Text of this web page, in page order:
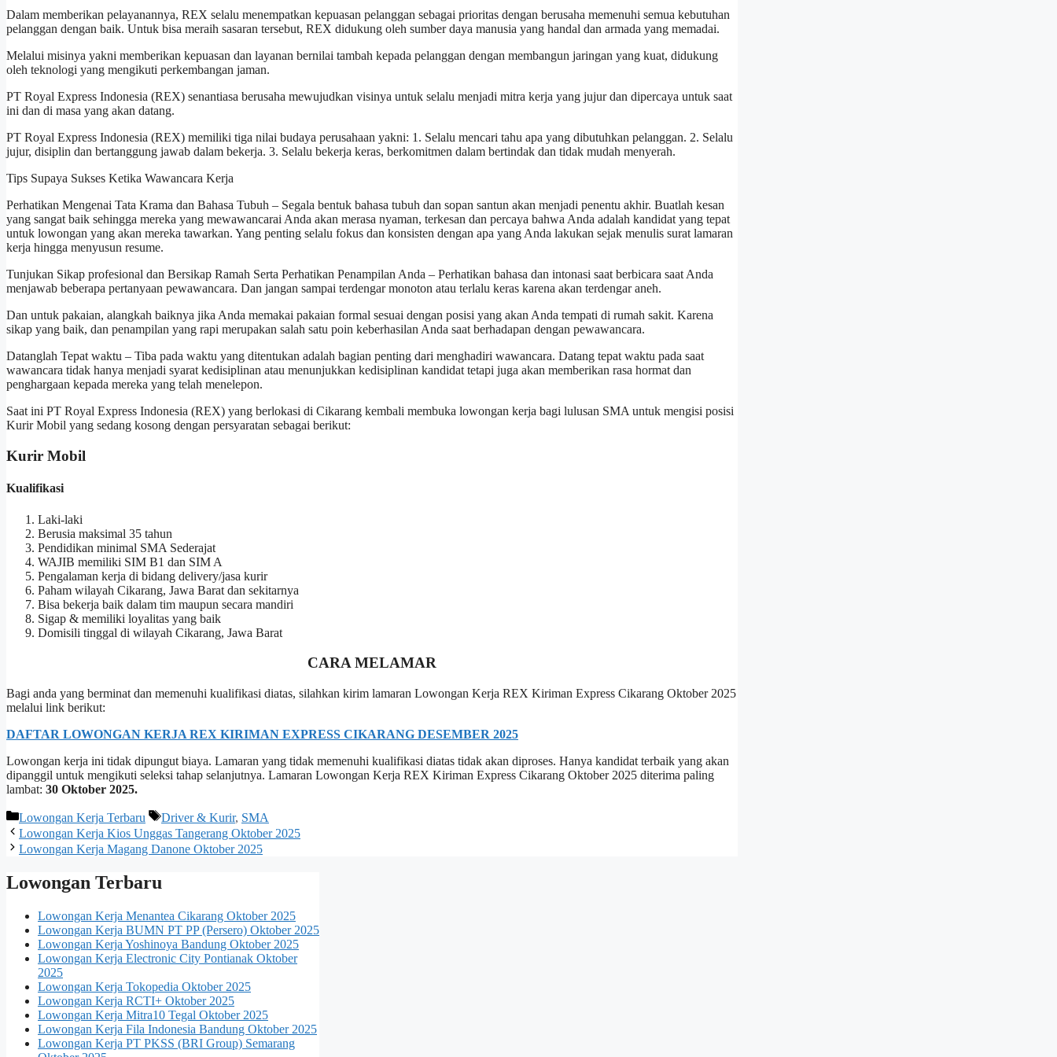
Dalam memberikan pelayanannya, REX selalu menempatkan kepuasan pelanggan sebagai prioritas dengan berusaha memenuhi semua kebutuhan
pelanggan dengan baik. Untuk bisa meraih sasaran tersebut, REX didukung oleh sumber daya manusia yang handal dan armada yang memadai.
Melalui misinya yakni memberikan kepuasan dan layanan bernilai tambah kepada pelanggan dengan membangun jaringan yang kuat, didukung
oleh teknologi yang mengikuti perkembangan jaman.
PT Royal Express Indonesia (REX) senantiasa berusaha mewujudkan visinya untuk selalu menjadi mitra kerja yang jujur dan dipercaya untuk saat
ini dan di masa yang akan datang.
PT Royal Express Indonesia (REX) memiliki tiga nilai budaya perusahaan yakni: 1. Selalu mencari tahu apa yang dibutuhkan pelanggan. 2. Selalu
jujur, disiplin dan bertanggung jawab dalam bekerja. 3. Selalu bekerja keras, berkomitmen dalam bertindak dan tidak mudah menyerah.
Tips Supaya Sukses Ketika Wawancara Kerja
Perhatikan Mengenai Tata Krama dan Bahasa Tubuh – Segala bentuk bahasa tubuh dan sopan santun akan menjadi penentu akhir. Buatlah kesan
yang sangat baik sehingga mereka yang mewawancarai Anda akan merasa nyaman, terkesan dan percaya bahwa Anda adalah kandidat yang tepat
untuk lowongan yang akan mereka tawarkan. Yang penting selalu fokus dan konsisten dengan apa yang Anda lakukan sejak menulis surat lamaran
kerja hingga menyusun resume.
Tunjukan Sikap profesional dan Bersikap Ramah Serta Perhatikan Penampilan Anda – Perhatikan bahasa dan intonasi saat berbicara saat Anda
menjawab beberapa pertanyaan pewawancara. Dan jangan sampai terdengar monoton atau terlalu keras karena akan terdengar aneh.
Dan untuk pakaian, alangkah baiknya jika Anda memakai pakaian formal sesuai dengan posisi yang akan Anda tempati di rumah sakit. Karena
sikap yang baik, dan penampilan yang rapi merupakan salah satu poin keberhasilan Anda saat berhadapan dengan pewawancara.
Datanglah Tepat waktu – Tiba pada waktu yang ditentukan adalah bagian penting dari menghadiri wawancara. Datang tepat waktu pada saat
wawancara tidak hanya menjadi syarat kedisiplinan atau menunjukkan kedisiplinan kandidat tetapi juga akan memberikan rasa hormat dan
penghargaan kepada mereka yang telah menelepon.
Saat ini PT Royal Express Indonesia (REX) yang berlokasi di Cikarang kembali membuka lowongan kerja bagi lulusan SMA untuk mengisi posisi
Kurir Mobil yang sedang kosong dengan persyaratan sebagai berikut:
Kurir Mobil
Kualifikasi
Laki-laki
Berusia maksimal 35 tahun
Pendidikan minimal SMA Sederajat
WAJIB memiliki SIM B1 dan SIM A
Pengalaman kerja di bidang delivery/jasa kurir
Paham wilayah Cikarang, Jawa Barat dan sekitarnya
Bisa bekerja baik dalam tim maupun secara mandiri
Sigap & memiliki loyalitas yang baik
Domisili tinggal di wilayah Cikarang, Jawa Barat
CARA MELAMAR
Bagi anda yang berminat dan memenuhi kualifikasi diatas, silahkan kirim lamaran Lowongan Kerja REX Kiriman Express Cikarang Oktober 2025
melalui link berikut:
DAFTAR LOWONGAN KERJA REX KIRIMAN EXPRESS CIKARANG DESEMBER 2025
Lowongan kerja ini tidak dipungut biaya. Lamaran yang tidak memenuhi kualifikasi diatas tidak akan diproses. Hanya kandidat terbaik yang akan
dipanggil untuk mengikuti seleksi tahap selanjutnya. Lamaran Lowongan Kerja REX Kiriman Express Cikarang Oktober 2025 diterima paling
lambat: 30 Oktober 2025.
Kategori
Lowongan Kerja Terbaru Tag
Driver & Kurir, SMA
Lowongan Kerja Kios Unggas Tangerang Oktober 2025
Lowongan Kerja Magang Danone Oktober 2025
Lowongan Terbaru
Lowongan Kerja Menantea Cikarang Oktober 2025
Lowongan Kerja BUMN PT PP (Persero) Oktober 2025
Lowongan Kerja Yoshinoya Bandung Oktober 2025
Lowongan Kerja Electronic City Pontianak Oktober
2025
Lowongan Kerja Tokopedia Oktober 2025
Lowongan Kerja RCTI+ Oktober 2025
Lowongan Kerja Mitra10 Tegal Oktober 2025
Lowongan Kerja Fila Indonesia Bandung Oktober 2025
Lowongan Kerja PT PKSS (BRI Group) Semarang